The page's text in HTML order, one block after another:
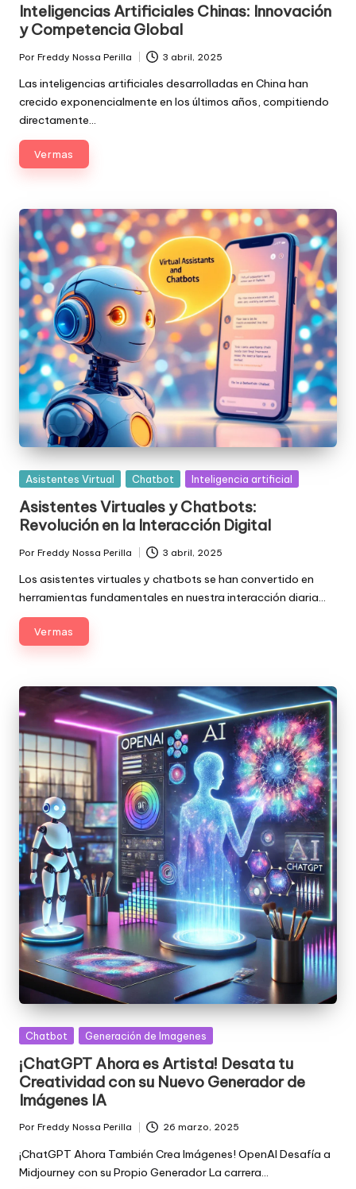
Inteligencias Artificiales Chinas: Innovación
y Competencia Global
Publicado
por
Por Freddy Nossa Perilla 3 abril, 2025
Las inteligencias artificiales desarrolladas en China han
crecido exponencialmente en los últimos años, compitiendo
directamente…
Ver mas
Posted
Asistentes Virtual Chatbot Inteligencia artificial
Asistentes Virtuales y Chatbots:
Revolución en la Interacción Digital
Publicado
por
Por Freddy Nossa Perilla 3 abril, 2025
Los asistentes virtuales y chatbots se han convertido en
herramientas fundamentales en nuestra interacción diaria…
Ver mas
Posted
Chatbot Generación de Imagenes
¡ChatGPT Ahora es Artista! Desata tu
Creatividad con su Nuevo Generador de
Imágenes IA
Publicado
por
Por Freddy Nossa Perilla 26 marzo, 2025
¡ChatGPT Ahora También Crea Imágenes! OpenAI Desafía a
Midjourney con su Propio Generador La carrera…